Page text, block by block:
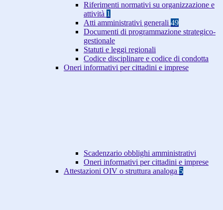
Riferimenti normativi su organizzazione e
attività 1
Atti amministrativi generali 49
Documenti di programmazione strategico-
gestionale
Statuti e leggi regionali
Codice disciplinare e codice di condotta
Oneri informativi per cittadini e imprese
Scadenzario obblighi amministrativi
Oneri informativi per cittadini e imprese
Attestazioni OIV o struttura analoga 5